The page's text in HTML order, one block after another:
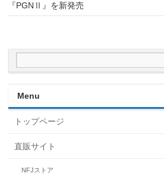
『PGNⅡ』を新発売
Menu
トップページ
直販サイト
NFJストア